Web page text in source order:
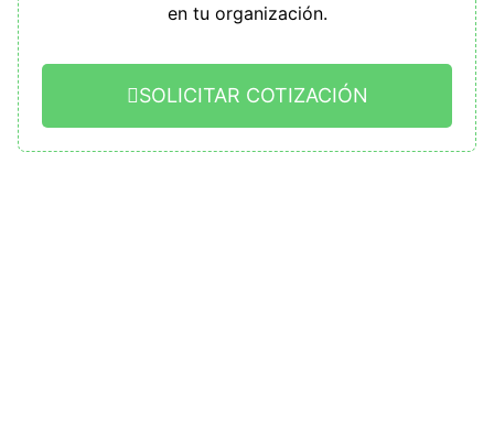
en tu organización.
SOLICITAR COTIZACIÓN